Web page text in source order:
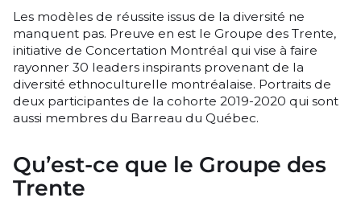
Les modèles de réussite issus de la diversité ne
manquent pas. Preuve en est le Groupe des Trente,
initiative de Concertation Montréal qui vise à faire
rayonner 30 leaders inspirants provenant de la
diversité ethnoculturelle montréalaise. Portraits de
deux participantes de la cohorte 2019-2020 qui sont
aussi membres du Barreau du Québec.
Qu’est-ce que le Groupe des
Trente